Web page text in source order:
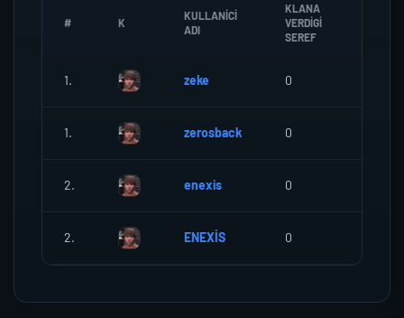
# K
KULLANICI
ADI
KLANA
VERDIGI
SEREF
1. zeke 0
1. zerosback 0
2. enexis 0
2. ENEXİS 0